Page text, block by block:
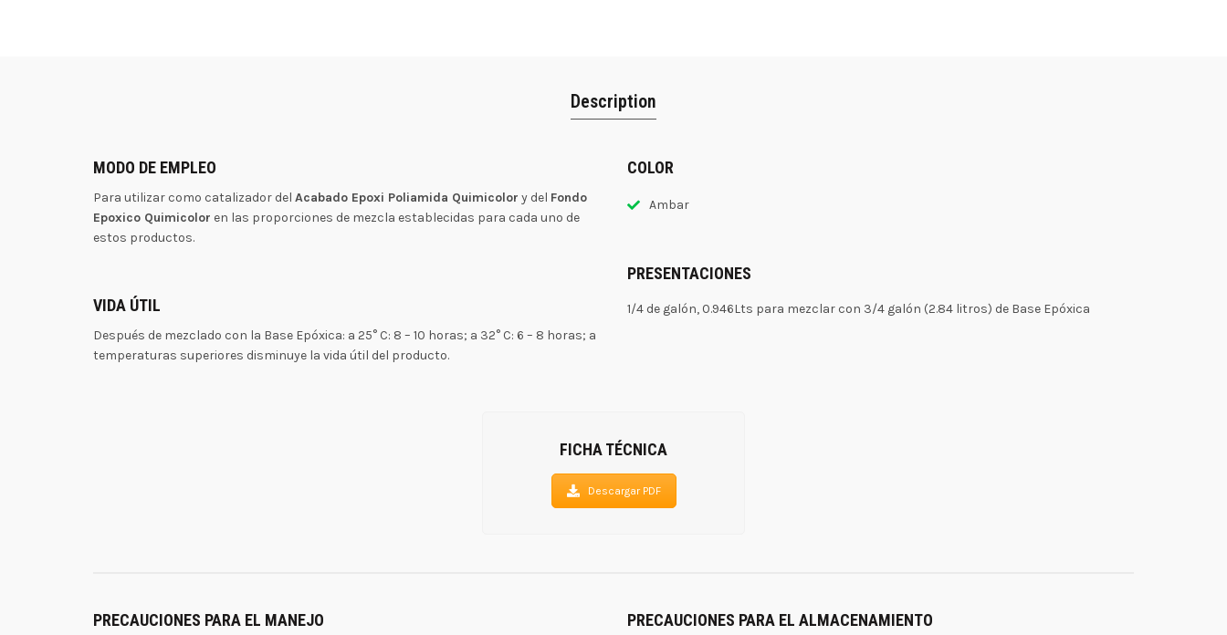
Description
MODO DE EMPLEO
Para utilizar como catalizador del Acabado Epoxi Poliamida Quimicolor y del Fondo
Epoxico Quimicolor en las proporciones de mezcla establecidas para cada uno de
estos productos.
VIDA ÚTIL
Después de mezclado con la Base Epóxica: a 25° C: 8 – 10 horas; a 32° C: 6 – 8 horas; a
temperaturas superiores disminuye la vida útil del producto.
COLOR
Ambar
PRESENTACIONES
1/4 de galón, 0.946Lts para mezclar con 3/4 galón (2.84 litros) de Base Epóxica
FICHA TÉCNICA
Descargar PDF
PRECAUCIONES PARA EL MANEJO PRECAUCIONES PARA EL ALMACENAMIENTO